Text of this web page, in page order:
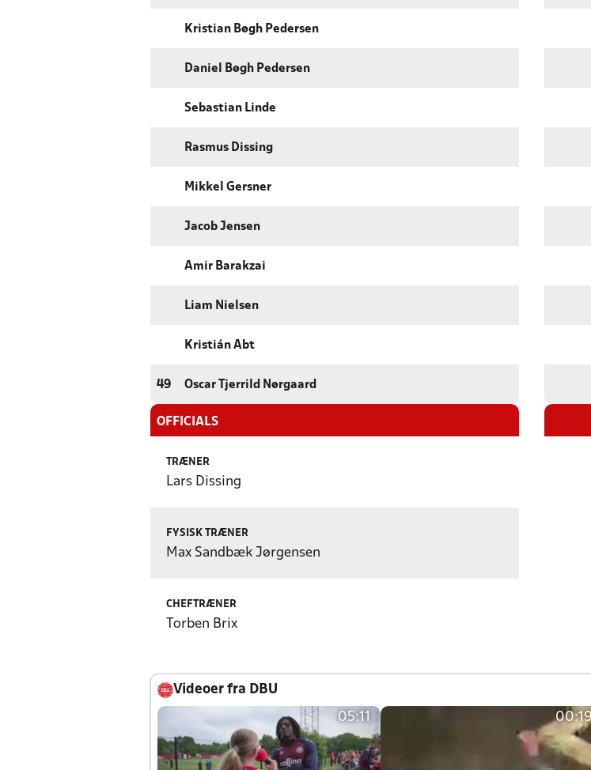
Kristian Bøgh Pedersen
Daniel Bøgh Pedersen
Sebastian Linde
Rasmus Dissing
Mikkel Gersner
Jacob Jensen
Amir Barakzai
Liam Nielsen
Kristián Abt
49 Oscar Tjerrild Nørgaard
OFFICIALS
TRÆNER
Lars Dissing
FYSISK TRÆNER
Max Sandbæk Jørgensen
CHEFTRÆNER
Torben Brix
Videoer fra DBU
05:11 00:19